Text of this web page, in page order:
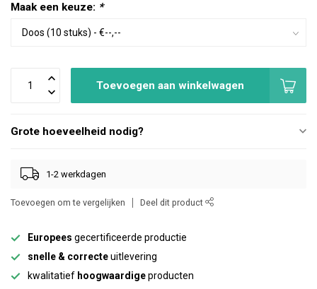
Maak een keuze: *
Toevoegen aan winkelwagen
Grote hoeveelheid nodig?
1-2 werkdagen
Toevoegen om te vergelijken Deel dit product
Europees gecertificeerde productie
snelle & correcteuitlevering
kwalitatief hoogwaardigeproducten